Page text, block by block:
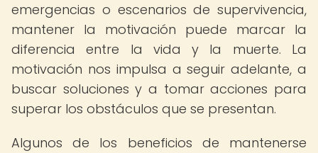
emergencias o escenarios de supervivencia,
mantener la motivación puede marcar la
diferencia entre la vida y la muerte. La
motivación nos impulsa a seguir adelante, a
buscar soluciones y a tomar acciones para
superar los obstáculos que se presentan.
Algunos de los beneficios de mantenerse